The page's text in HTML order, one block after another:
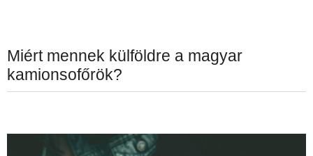
Miért mennek külföldre a magyar
kamionsofőrök?